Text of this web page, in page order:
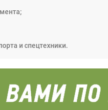
и спецтехники.